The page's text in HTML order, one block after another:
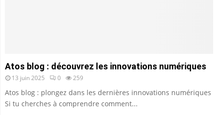
Atos blog : découvrez les innovations numériques
13 juin 2025 0 259
Atos blog : plongez dans les dernières innovations numériques
Si tu cherches à comprendre comment...